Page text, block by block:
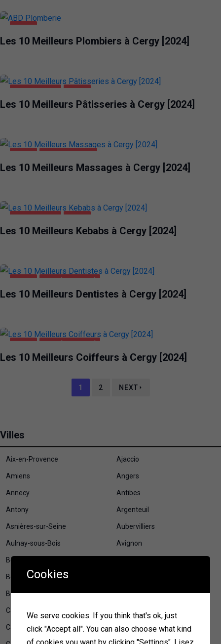
CERGY
MAISON ET
Les 10 Meilleurs Plombiers à Cergy [2024]
ALIMENTATION CERGY
Les 10 Meilleurs Pâtisseries à Cergy [2024]
CERGY DIVERTISSEMENT
Les 10 Meilleurs Massages à Cergy [2024]
ALIMENTATION CERGY
Les 10 Meilleurs Kebabs à Cergy [2024]
CERGY SANTÉ ET BEAUTÉ
Les 10 Meilleurs Dentistes à Cergy [2024]
CERGY SANTÉ ET BEAUTÉ
Les 10 Meilleurs Coiffeurs à Cergy [2024]
1 2 NEXT
Villes
Aix-en-Provence Ajaccio
Amiens Angers
Annecy Antibes
Antony Argenteuil
Asnières-sur-Seine Aubervilliers
Aulnay-sous-Bois Avignon
Besançon
Bordeaux
Bourges Brest
Caen
Cannes Cayenne
Cookies
We serve cookies. If you think that's ok, just
click "Accept all". You can also choose what kind
of cookies you want by clicking "Settings". Lisez